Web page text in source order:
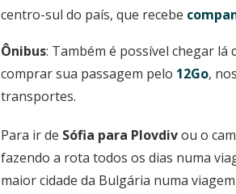
centro-sul do país, que recebe
Ônibus: Também é possível chegar lá
comprar sua passagem pelo 12Go,
transportes.
Para ir de Sófia para Plovdivou o
fazendo a rota todos os dias numa
maior cidade da Bulgária numa